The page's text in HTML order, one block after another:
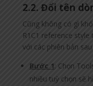
2.2. Đổi tên
Cũng không có gì
R1C1 reference
với các phiên bản
Bước 1: Chọn
nhiều tuỳ chọn sẽ